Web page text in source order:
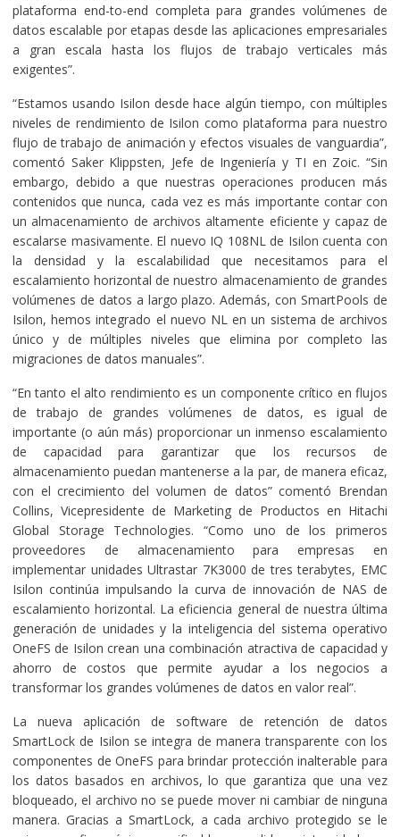
plataforma end-to-end completa para grandes volúmenes de
datos escalable por etapas desde las aplicaciones empresariales
a gran escala hasta los flujos de trabajo verticales más
exigentes”.
“Estamos usando Isilon desde hace algún tiempo, con múltiples
niveles de rendimiento de Isilon como plataforma para nuestro
flujo de trabajo de animación y efectos visuales de vanguardia”,
comentó Saker Klippsten, Jefe de Ingeniería y TI en Zoic. “Sin
embargo, debido a que nuestras operaciones producen más
contenidos que nunca, cada vez es más importante contar con
un almacenamiento de archivos altamente eficiente y capaz de
escalarse masivamente. El nuevo IQ 108NL de Isilon cuenta con
la densidad y la escalabilidad que necesitamos para el
escalamiento horizontal de nuestro almacenamiento de grandes
volúmenes de datos a largo plazo. Además, con SmartPools de
Isilon, hemos integrado el nuevo NL en un sistema de archivos
único y de múltiples niveles que elimina por completo las
migraciones de datos manuales”.
“En tanto el alto rendimiento es un componente crítico en flujos
de trabajo de grandes volúmenes de datos, es igual de
importante (o aún más) proporcionar un inmenso escalamiento
de capacidad para garantizar que los recursos de
almacenamiento puedan mantenerse a la par, de manera eficaz,
con el crecimiento del volumen de datos” comentó Brendan
Collins, Vicepresidente de Marketing de Productos en Hitachi
Global Storage Technologies. “Como uno de los primeros
proveedores de almacenamiento para empresas en
implementar unidades Ultrastar 7K3000 de tres terabytes, EMC
Isilon continúa impulsando la curva de innovación de NAS de
escalamiento horizontal. La eficiencia general de nuestra última
generación de unidades y la inteligencia del sistema operativo
OneFS de Isilon crean una combinación atractiva de capacidad y
ahorro de costos que permite ayudar a los negocios a
transformar los grandes volúmenes de datos en valor real”.
La nueva aplicación de software de retención de datos
SmartLock de Isilon se integra de manera transparente con los
componentes de OneFS para brindar protección inalterable para
los datos basados en archivos, lo que garantiza que una vez
bloqueado, el archivo no se puede mover ni cambiar de ninguna
manera. Gracias a SmartLock, a cada archivo protegido se le